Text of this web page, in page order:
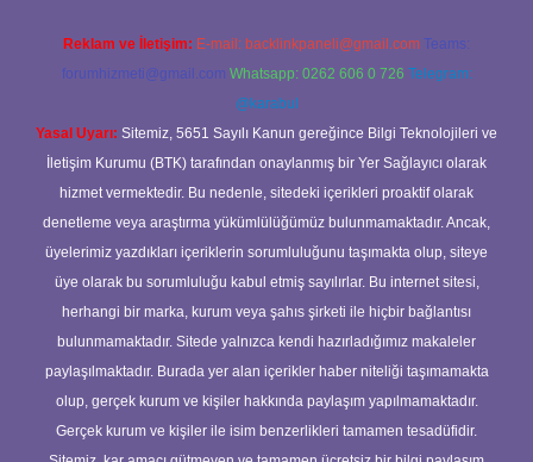
Reklam ve İletişim: E-mail: backlinkpaneli@gmail.com Teams:
forumhizmeti@gmail.com Whatsapp: 0262 606 0 726 Telegram:
@karabul
Yasal Uyarı: Sitemiz, 5651 Sayılı Kanun gereğince Bilgi Teknolojileri ve
İletişim Kurumu (BTK) tarafından onaylanmış bir Yer Sağlayıcı olarak
hizmet vermektedir. Bu nedenle, sitedeki içerikleri proaktif olarak
denetleme veya araştırma yükümlülüğümüz bulunmamaktadır. Ancak,
üyelerimiz yazdıkları içeriklerin sorumluluğunu taşımakta olup, siteye
üye olarak bu sorumluluğu kabul etmiş sayılırlar. Bu internet sitesi,
herhangi bir marka, kurum veya şahıs şirketi ile hiçbir bağlantısı
bulunmamaktadır. Sitede yalnızca kendi hazırladığımız makaleler
paylaşılmaktadır. Burada yer alan içerikler haber niteliği taşımamakta
olup, gerçek kurum ve kişiler hakkında paylaşım yapılmamaktadır.
Gerçek kurum ve kişiler ile isim benzerlikleri tamamen tesadüfidir.